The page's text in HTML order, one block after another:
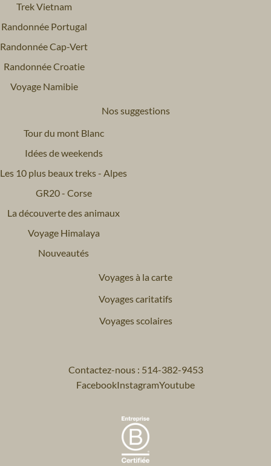
Trek Vietnam
Randonnée Portugal
Randonnée Cap-Vert
Randonnée Croatie
Voyage Namibie
Nos suggestions
Tour du mont Blanc
Idées de weekends
Les 10 plus beaux treks - Alpes
GR20 - Corse
La découverte des animaux
Voyage Himalaya
Nouveautés
Voyages à la carte
Voyages caritatifs
Voyages scolaires
Contactez-nous : 514-382-9453
FacebookInstagramYoutube